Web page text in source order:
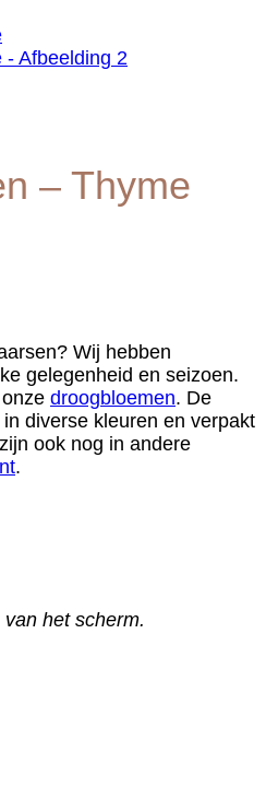
– Thyme
Wij hebben
gelegenheid en seizoen.
droogbloemen. De
diverse kleuren en verpakt
ook nog in andere
.
het scherm.